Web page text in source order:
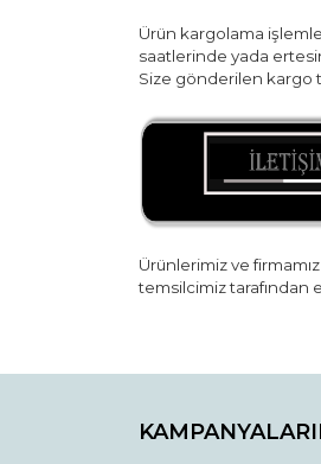
Ürün kargolama
saatlerinde yada
Size gönderilen kargo
Ürünlerimiz ve
temsilcimiz tarafından
Görüş ve önerileriniz
Ürün resmi